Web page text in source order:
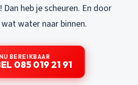
heb je scheuren. En door
wat water naar binnen.
BEREIKBAAR
085 019 21 91